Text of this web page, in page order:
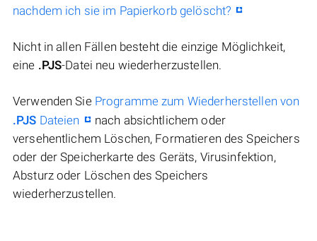
nachdem ich sie im Papierkorb gelöscht?
Nicht in allen Fällen besteht die einzige Möglichkeit,
eine .PJS-Datei neu wiederherzustellen.
Verwenden Sie Programme zum Wiederherstellen von
.PJS Dateien
nach absichtlichem oder
versehentlichem Löschen, Formatieren des Speichers
oder der Speicherkarte des Geräts, Virusinfektion,
Absturz oder Löschen des Speichers
wiederherzustellen.